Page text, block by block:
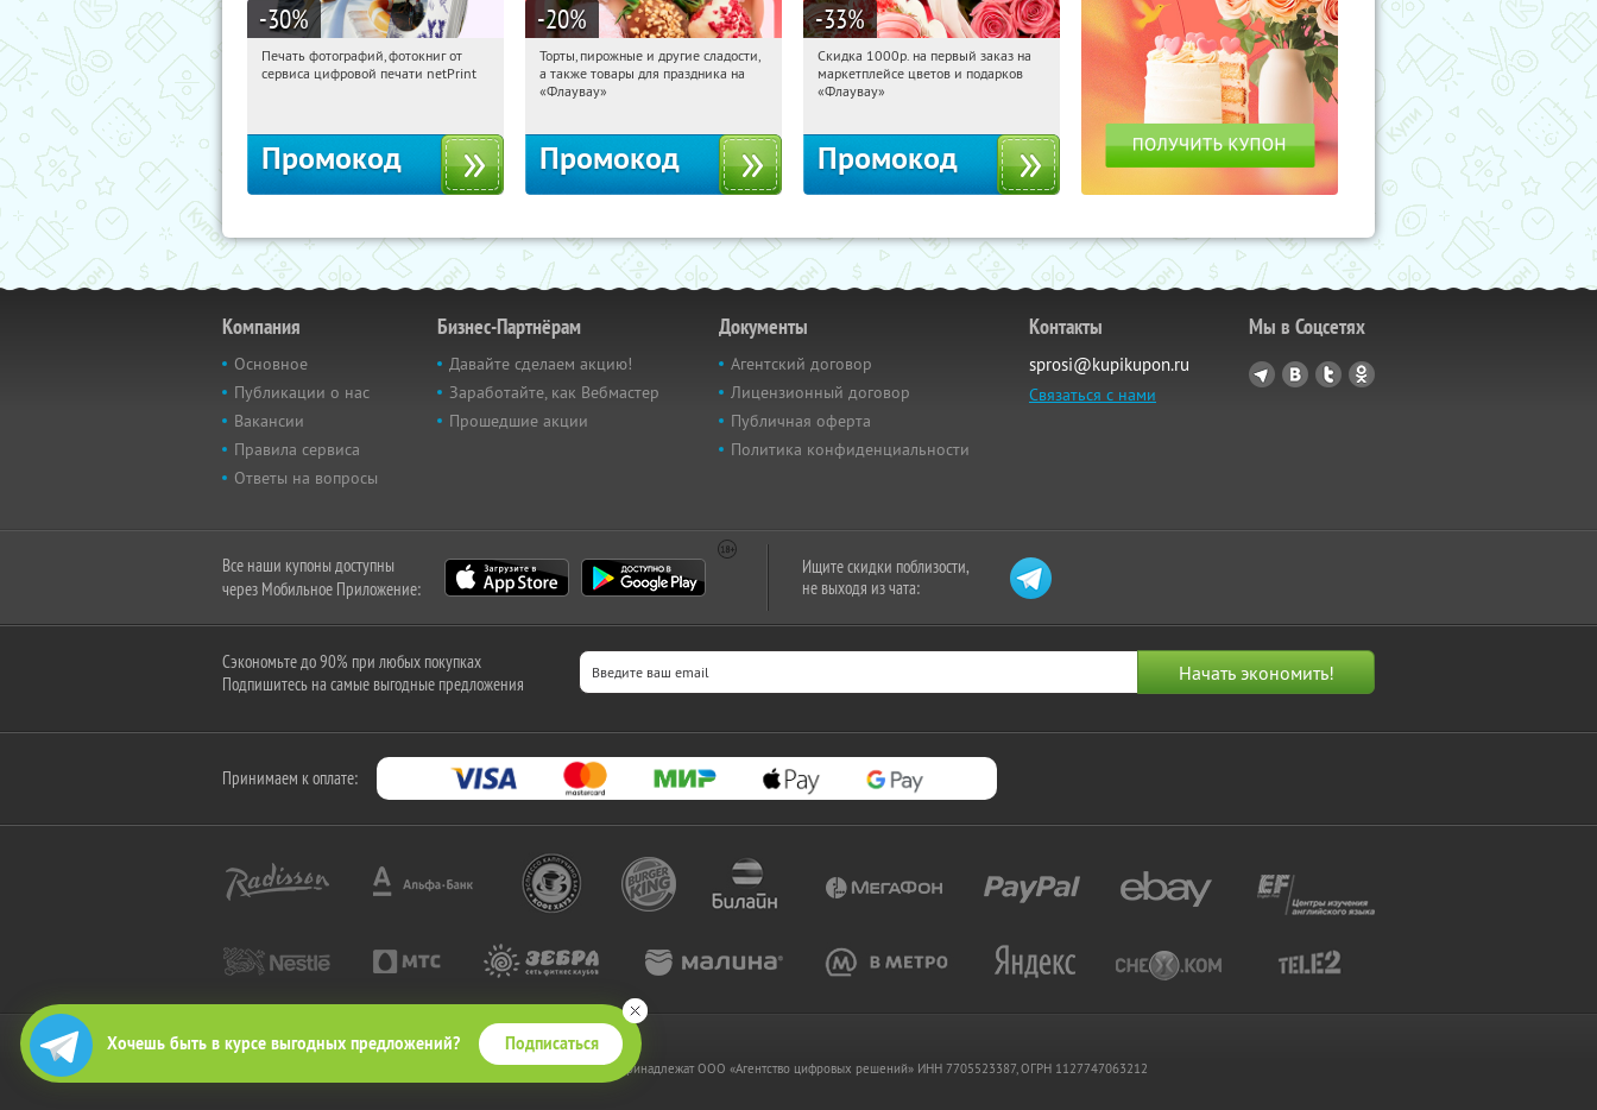
Хочешь быть в курсе выгодных предложений? Подписаться
-30%
16:27:47 Получили:
Печать фотографий, фотокниг от
сервиса цифровой печати netPrint
Промокод
-20%
16:27:47 Получили:
Россия
Торты, пирожные и другие сладости,
а также товары для праздника на
«Флаувау»
Промокод
-33%
16:27:47 Получили:
Россия
Скидка 1000р. на первый заказ на
маркетплейсе цветов и подарков
«Флаувау»
Промокод
Компания
Основное
Публикации о нас
Вакансии
Правила сервиса
Ответы на вопросы
Бизнес-Партнёрам
Давайте сделаем акцию!
Заработайте, как Вебмастер
Прошедшие акции
Документы
Агентский договор
Лицензионный договор
Публичная оферта
Политика конфиденциальности
Контакты
sprosi@kupikupon.ru
Связаться с нами
Мы в Соцсетях
Все наши купоны доступны
через Мобильное Приложение:
Ищите скидки поблизости,
не выходя из чата:
Сэкономьте до 90% при любых покупках
Подпишитесь на самые выгодные предложения
Принимаем к оплате:
2010-2026 © КупиКупон. Все права защищены.
Все права на товарный знак "КупиКупон" и на сайт www.kupikupon.ru принадлежат OOO «Агентство цифровых решений» ИНН 7705523387, ОГРН 1127747063212